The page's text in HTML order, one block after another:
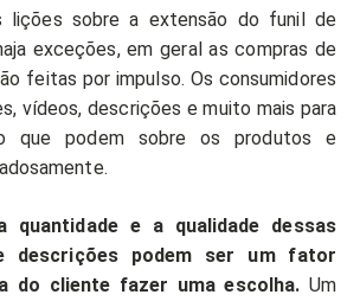
lições sobre a extensão do funil de
exceções, em geral as compras de
feitas por impulso. Os consumidores
vídeos, descrições e muito mais para
que podem sobre os produtos e
quantidade e a qualidade dessas
descrições podem ser um fator
do cliente fazer uma escolha. Um